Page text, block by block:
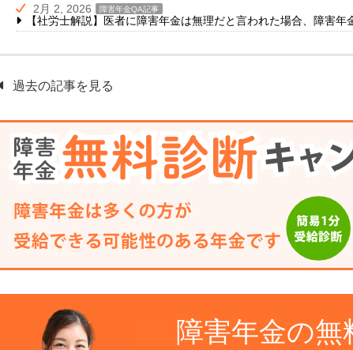
2月 2, 2026
障害年金QA記事
【社労士解説】医者に障害年金は無理だと言われた場合、障害年
過去の記事を見る
障害年金の無